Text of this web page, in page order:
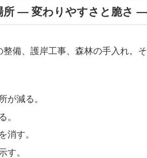
所 ― 変わりやすさと脆さ ―
備、護岸工事、森林の手入れ。
が減る。
。
消す。
す。